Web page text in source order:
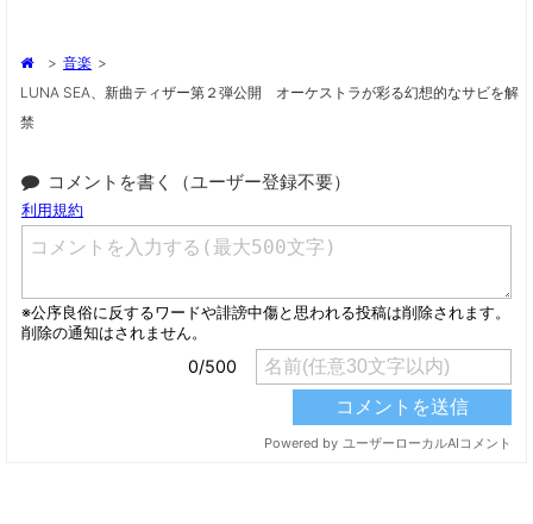
> 音楽 >
LUNA SEA、新曲ティザー第２弾公開 オーケストラが彩る幻想的なサビを解
禁
コメントを書く（ユーザー登録不要）